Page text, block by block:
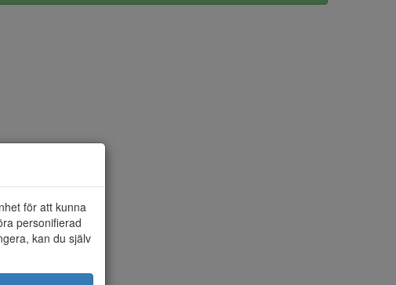
för att kunna
personifierad
kan du själv